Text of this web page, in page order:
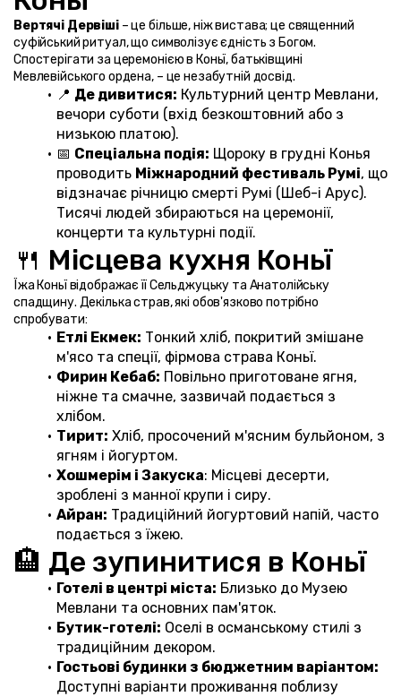
Вертячі Дервіші – це більше, ніж вистава; це священний
суфійський ритуал, що символізує єдність з Богом.
Спостерігати за церемонією в Коньї, батьківщині
Мевлевійського ордена, – це незабутній досвід.
📍 Де дивитися: Культурний центр Мевлани,
вечори суботи (вхід безкоштовний або з
низькою платою).
📅 Спеціальна подія: Щороку в грудні Конья
проводить Міжнародний фестиваль Румі, що
відзначає річницю смерті Румі (Шеб-і Арус).
Тисячі людей збираються на церемонії,
концерти та культурні події.
🍴 Місцева кухня Коньї
Їжа Коньї відображає її Сельджуцьку та Анатолійську
спадщину. Декілька страв, які обов'язково потрібно
спробувати:
Етлі Екмек: Тонкий хліб, покритий змішане
м'ясо та спеції, фірмова страва Коньї.
Фирин Кебаб: Повільно приготоване ягня,
ніжне та смачне, зазвичай подається з
хлібом.
Тирит: Хліб, просочений м'ясним бульйоном, з
ягням і йогуртом.
Хошмерім і Закуска: Місцеві десерти,
зроблені з манної крупи і сиру.
Айран: Традиційний йогуртовий напій, часто
подається з їжею.
🏨 Де зупинитися в Коньї
Готелі в центрі міста: Близько до Музею
Мевлани та основних пам'яток.
Бутик-готелі: Оселі в османському стилі з
традиційним декором.
Гостьові будинки з бюджетним варіантом:
Доступні варіанти проживання поблизу